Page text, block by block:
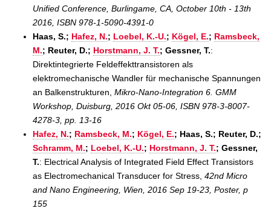
Unified Conference, Burlingame, CA, October 10th - 13th
2016, ISBN 978-1-5090-4391-0
Haas, S.; Hafez, N.; Loebel, K.-U.; Kögel, E.; Ramsbeck,
M.; Reuter, D.; Horstmann, J. T.; Gessner, T.:
Direktintegrierte Feldeffekttransistoren als
elektromechanische Wandler für mechanische Spannungen
an Balkenstrukturen, Mikro-Nano-Integration 6. GMM
Workshop, Duisburg, 2016 Okt 05-06, ISBN 978-3-8007-
4278-3, pp. 13-16
Hafez, N.; Ramsbeck, M.; Kögel, E.; Haas, S.; Reuter, D.;
Schramm, M.; Loebel, K.-U.; Horstmann, J. T.; Gessner,
T.: Electrical Analysis of Integrated Field Effect Transistors
as Electromechanical Transducer for Stress, 42nd Micro
and Nano Engineering, Wien, 2016 Sep 19-23, Poster, p
155